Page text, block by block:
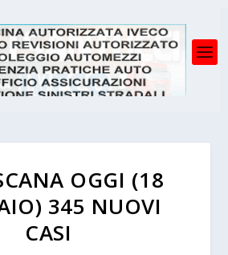
OGGI (18
345 NUOVI
CASI